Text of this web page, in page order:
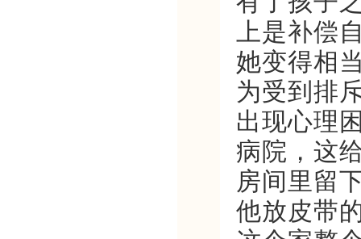
上是补偿
她变得相
为受到排
出现心理
病院，这
房间里留
他放皮带